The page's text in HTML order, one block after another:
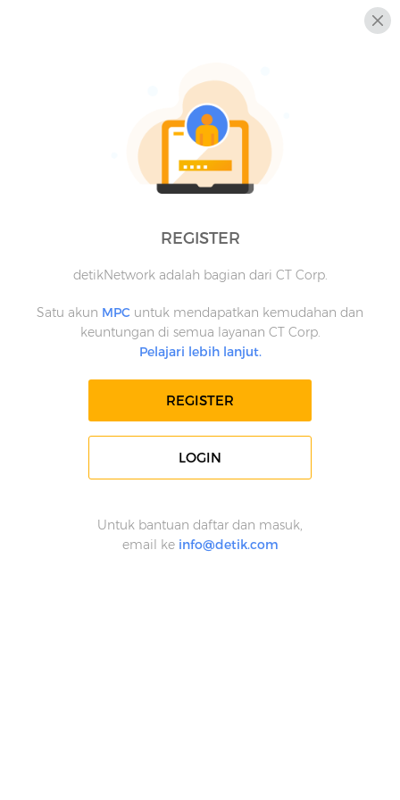
REGISTER
detikNetwork adalah bagian dari CT Corp.
Satu akun MPC untuk mendapatkan kemudahan dan
keuntungan di semua layanan CT Corp.
Pelajari lebih lanjut.
REGISTER
LOGIN
Untuk bantuan daftar dan masuk,
email ke info@detik.com